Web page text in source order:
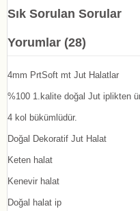
Sık Sorulan Sorular
Yorumlar (28)
4mm PrtSoft mt Jut Halatlar
%100 1.kalite doğal Jut iplikten
4 kol bükümlüdür.
Doğal Dekoratif Jut Halat
Keten halat
Kenevir halat
Doğal halat ip